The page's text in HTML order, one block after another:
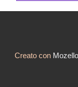
Creato con Mozello